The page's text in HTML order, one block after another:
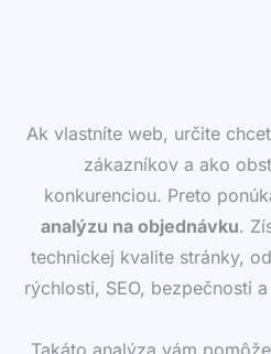
Ak vlastníte web, určite
zákazníkov a ako
konkurenciou. Preto
analýzu na objednávku.
technickej kvalite stránky,
rýchlosti, SEO, bezpečnosti